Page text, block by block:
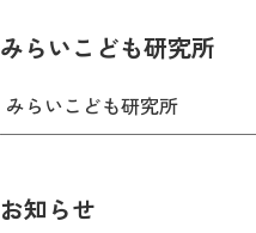
みらいこども研究所
みらいこども研究所
お知らせ